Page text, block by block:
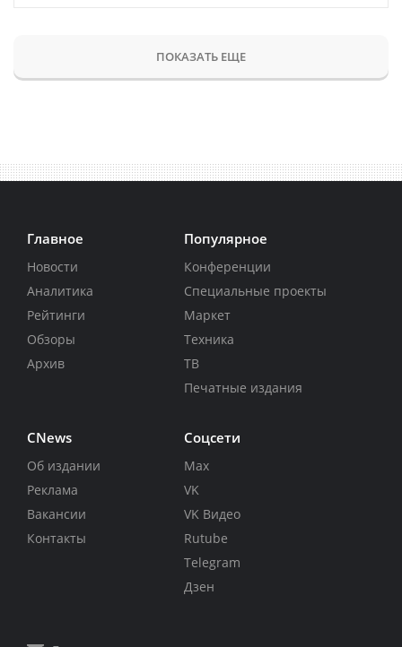
ПОКАЗАТЬ ЕЩЕ
Главное
Новости
Аналитика
Рейтинги
Обзоры
Архив
Популярное
Конференции
Специальные проекты
Маркет
Техника
ТВ
Печатные издания
CNews
Об издании
Реклама
Вакансии
Контакты
Соцсети
Max
VK
VK Видео
Rutube
Telegram
Дзен